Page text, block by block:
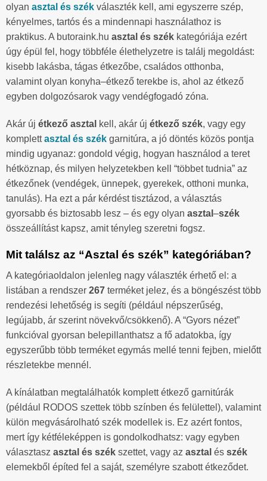
olyan asztal és szék választék kell, ami egyszerre szép,
kényelmes, tartós és a mindennapi használathoz is
praktikus. A butoraink.hu asztal és szék kategóriája ezért
úgy épül fel, hogy többféle élethelyzetre is találj megoldást:
kisebb lakásba, tágas étkezőbe, családos otthonba,
valamint olyan konyha–étkező terekbe is, ahol az étkező
egyben dolgozósarok vagy vendégfogadó zóna.
Akár új étkező asztal kell, akár új étkező szék, vagy egy
komplettasztal és szék garnitúra, a jó döntés közös pontja
mindig ugyanaz: gondold végig, hogyan használod a teret
hétköznap, és milyen helyzetekben kell “többet tudnia” az
étkezőnek (vendégek, ünnepek, gyerekek, otthoni munka,
tanulás). Ha ezt a pár kérdést tisztázod, a választás
gyorsabb és biztosabb lesz – és egy olyan asztal –szék
összeállítást kapsz, amit tényleg szeretni fogsz.
Mit találsz az “Asztal és szék” kategóriában?
A kategóriaoldalon jelenleg nagy választék érhető el: a
listában a rendszer 267 terméket jelez, és a böngészést több
rendezési lehetőség is segíti (például népszerűség,
legújabb, ár szerint növekvő/csökkenő). A “Gyors nézet”
funkcióval gyorsan belepillanthatsz a fő adatokba, így
egyszerűbb több terméket egymás mellé tenni fejben, mielőtt
részletekbe mennél.
A kínálatban megtalálhatók komplett étkező garnitúrák
(például RODOS szettek több színben és felülettel), valamint
külön megvásárolható szék modellek is. Ez azért fontos,
mert így kétféleképpen is gondolkodhatsz: vagy egyben
választasz asztal és szék szettet, vagy az asztal és szék
elemekből építed fel a saját, személyre szabott étkeződet.